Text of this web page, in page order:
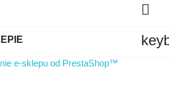

e-sklepu od PrestaShop™